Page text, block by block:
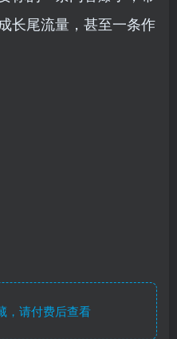
长尾流量，甚至一条作
请付费后查看